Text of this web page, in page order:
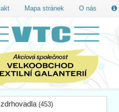
Mapa stránek O nás
(453)